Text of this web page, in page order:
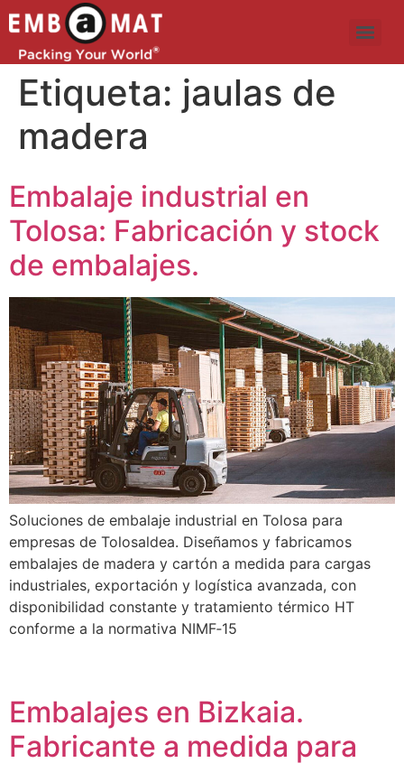
Etiqueta: jaulas de
madera
Embalaje industrial en
Tolosa: Fabricación y stock
de embalajes.
Soluciones de embalaje industrial en Tolosa para
empresas de Tolosaldea. Diseñamos y fabricamos
embalajes de madera y cartón a medida para cargas
industriales, exportación y logística avanzada, con
disponibilidad constante y tratamiento térmico HT
conforme a la normativa NIMF‑15
Embalajes en Bizkaia.
Fabricante a medida para